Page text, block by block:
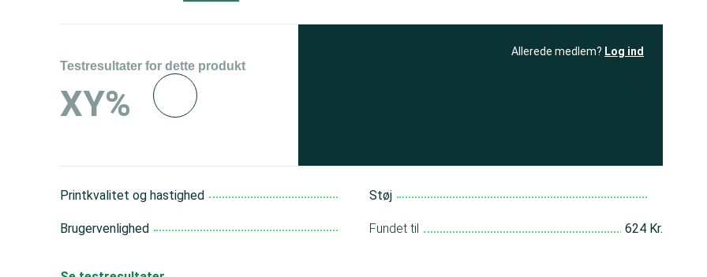
Testresultater for dette produkt
XY%
Allerede medlem? Log ind
Printkvalitet og hastighed
Brugervenlighed
Støj
Fundet til 624 Kr.